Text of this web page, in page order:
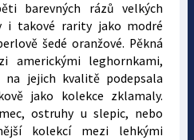
barevných rázů velkých
i takové rarity jako modré
šedé oranžové. Pěkná
americkými leghornkami,
jejich kvalitě podepsala
jako kolekce zklamaly.
ostruhy u slepic, nebo
kolekcí mezi lehkými